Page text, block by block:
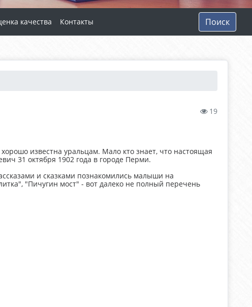
качества Контакты Поиск
19
известна уральцам. Мало кто знает, что настоящая
31 октября 1902 года в городе Перми.
и сказками познакомились малыши на
"Пичугин мост" - вот далеко не полный перечень